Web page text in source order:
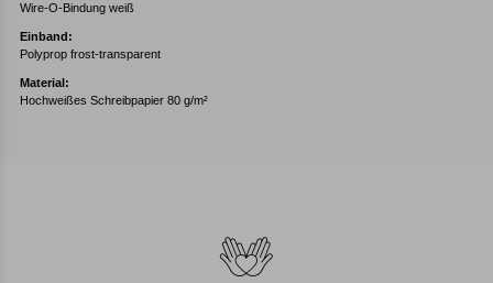
Wire-O-Bindung weiß
Einband:
Polyprop frost-transparent
Material:
Hochweißes Schreibpapier 80 g/m²